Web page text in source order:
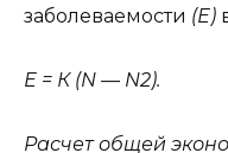
заболеваемости (Е)
Е = К (N — N2).
Расчет общей